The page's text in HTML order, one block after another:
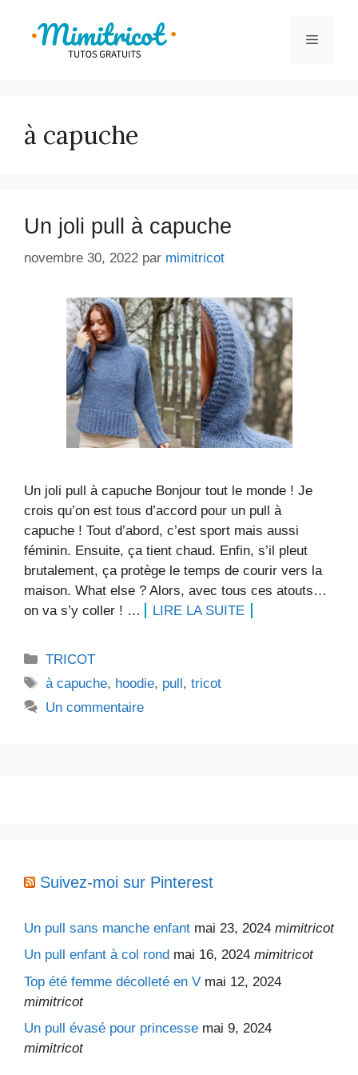
contenu
Menu
à capuche
Un joli pull à capuche
novembre 30, 2022 par mimitricot
Un joli pull à capuche Bonjour tout le monde ! Je
crois qu’on est tous d’accord pour un pull à
capuche ! Tout d’abord, c’est sport mais aussi
féminin. Ensuite, ça tient chaud. Enfin, s’il pleut
brutalement, ça protège le temps de courir vers la
maison. What else ? Alors, avec tous ces atouts…
on va s’y coller ! …
LIRE LA SUITE
Catégories
TRICOT
Étiquettes
à capuche, hoodie, pull,tricot
Un commentaire
Suivez-moi sur Pinterest
Un pull sans manche enfant mai 23, 2024 mimitricot
Un pull enfant à col rond mai 16, 2024 mimitricot
Top été femme décolleté en V mai 12, 2024
mimitricot
Un pull évasé pour princesse mai 9, 2024
mimitricot